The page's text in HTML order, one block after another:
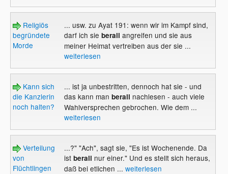
Religiös
begründete
Morde
... usw. zu Ayat 191: wenn wir im Kampf sind,
darf ich sie berall angreifen und sie aus
meiner Heimat vertreiben aus der sie ...
weiterlesen
Kann sich
die Kanzlerin
noch halten?
... ist ja unbestritten, dennoch hat sie - und
das kann man berall nachlesen - auch viele
Wahlversprechen gebrochen. Wie dem ...
weiterlesen
Verteilung
von
Flüchtlingen
...?" "Ach", sagt sie, "Es ist Wochenende. Da
ist berall nur einer." Und es stellt sich heraus,
daß bei etlichen ... weiterlesen